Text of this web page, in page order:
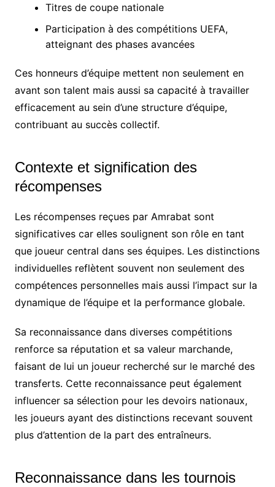
Titres de coupe nationale
Participation à des compétitions UEFA,
atteignant des phases avancées
Ces honneurs d’équipe mettent non seulement en
avant son talent mais aussi sa capacité à travailler
efficacement au sein d’une structure d’équipe,
contribuant au succès collectif.
Contexte et signification des
récompenses
Les récompenses reçues par Amrabat sont
significatives car elles soulignent son rôle en tant
que joueur central dans ses équipes. Les distinctions
individuelles reflètent souvent non seulement des
compétences personnelles mais aussi l’impact sur la
dynamique de l’équipe et la performance globale.
Sa reconnaissance dans diverses compétitions
renforce sa réputation et sa valeur marchande,
faisant de lui un joueur recherché sur le marché des
transferts. Cette reconnaissance peut également
influencer sa sélection pour les devoirs nationaux,
les joueurs ayant des distinctions recevant souvent
plus d’attention de la part des entraîneurs.
Reconnaissance dans les tournois